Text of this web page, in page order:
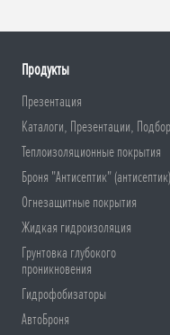
Продукты
Презентация
Каталоги, Презентации,
Теплоизоляционные покрытия
Броня "Антисептик" (антисептик)
Огнезащитные покрытия
Жидкая гидроизоляция
Грунтовка глубокого
проникновения
Гидрофобизаторы
АвтоБроня